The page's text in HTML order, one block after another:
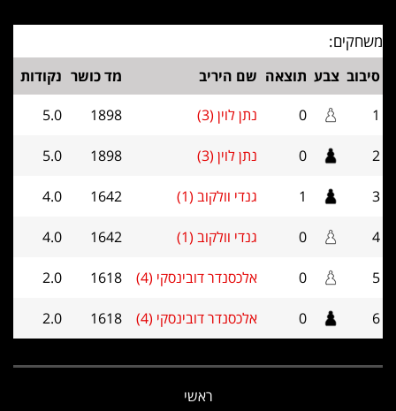
משחקים:
סיבוב צבע תוצאה שם היריב מד כושר נקודות
1
0 נתן לוין (3) 1898
5.0
2
0 נתן לוין (3) 1898
5.0
3
1 גנדי וולקוב (1) 1642
4.0
4
0 גנדי וולקוב (1) 1642
4.0
5
0 אלכסנדר דובינסקי (4) 1618
2.0
6
0 אלכסנדר דובינסקי (4) 1618
2.0
ראשי